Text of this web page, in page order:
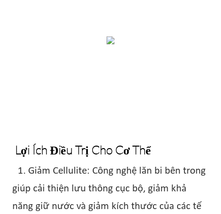
Lợi Ích Điều Trị Cho Cơ Thể
1. Giảm Cellulite: Công nghệ lăn bi bên trong
giúp cải thiện lưu thông cục bộ, giảm khả
năng giữ nước và giảm kích thước của các tế